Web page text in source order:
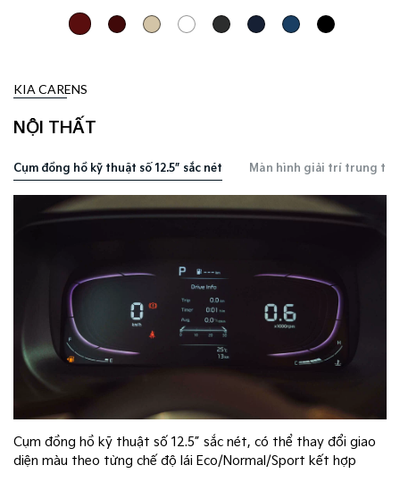
KIA CARENS
NỘI THẤT
Cụm đồng hồ kỹ thuật số 12.5” sắc nét Màn hình giải trí trung tâm
Cụm đồng hồ kỹ thuật số 12.5” sắc nét, có thể thay đổi giao
diện màu theo từng chế độ lái Eco/Normal/Sport kết hợp